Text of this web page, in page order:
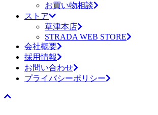
お買い物相談
ストア
草津本店
STRADA WEB STORE
会社概要
採用情報
お問い合わせ
プライバシーポリシー